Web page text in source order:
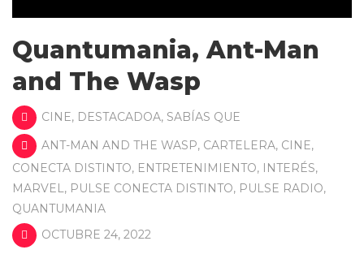
Quantumania, Ant-Man
and The Wasp
CINE, DESTACADOA, SABÍAS QUE
ANT-MAN AND THE WASP, CARTELERA, CINE,
CONECTA DISTINTO, ENTRETENIMIENTO, INTERÉS,
MARVEL, PULSE CONECTA DISTINTO, PULSE RADIO,
QUANTUMANIA
OCTUBRE 24, 2022